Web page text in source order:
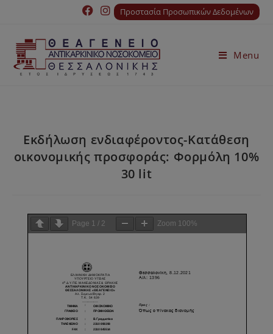
Προστασία Προσωπικών Δεδομένων
Menu
Εκδήλωση ενδιαφέροντος-Κατάθεση
οικονομικής προσφοράς: Φορμόλη 10%
30 lit
Page 1 / 2 Zoom 100%